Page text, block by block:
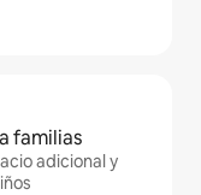
familias
adicional y